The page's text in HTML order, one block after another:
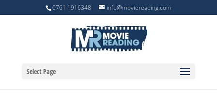
0761 1916348 info@moviereading.com
Select Page